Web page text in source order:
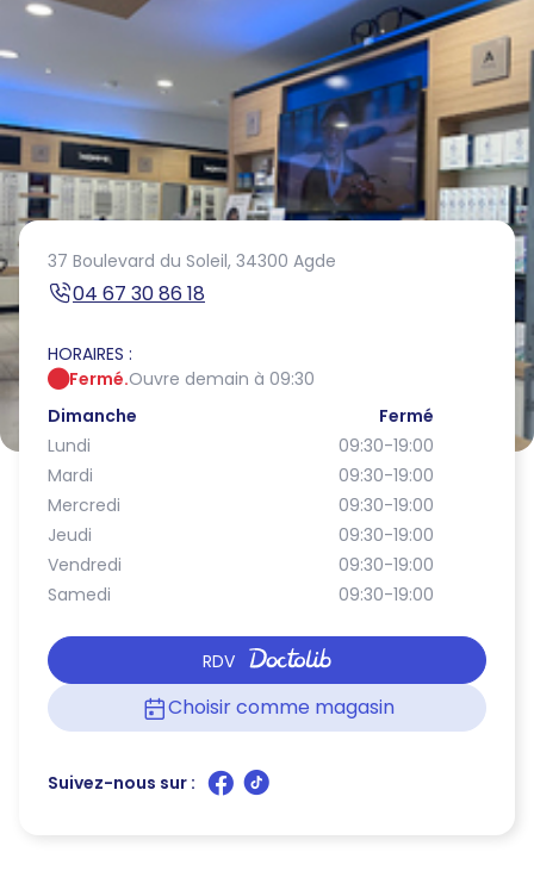
37 Boulevard du Soleil, 34300 Agde
04 67 30 86 18
HORAIRES :
Fermé.Ouvre demain à 09:30
Dimanche
Fermé
Lundi
09:30-19:00
Mardi
09:30-19:00
Mercredi
09:30-19:00
Jeudi
09:30-19:00
Vendredi
09:30-19:00
Samedi
09:30-19:00
RDV
Choisir comme magasin
Suivez-nous sur :